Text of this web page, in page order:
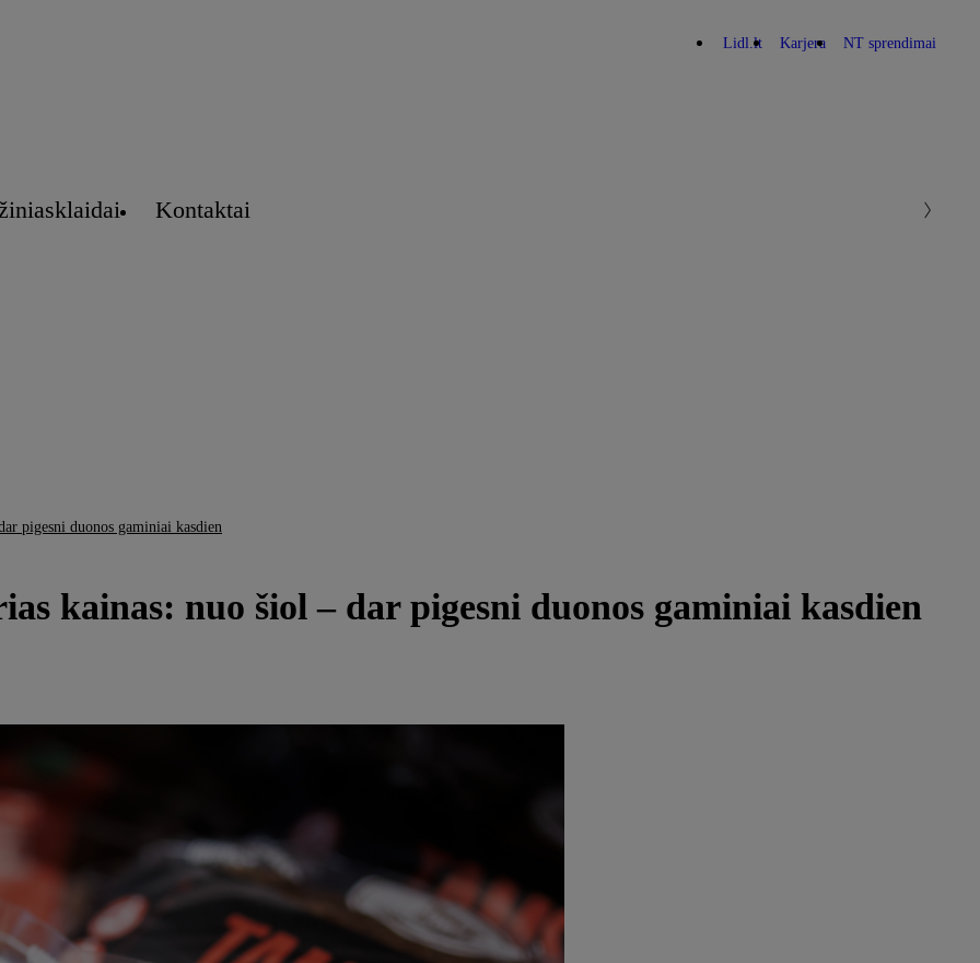
Lidl.lt Karjera NT sprendimai
Kontaktai
pigesni duonos gaminiai kasdien
kainas: nuo šiol – dar pigesni duonos gaminiai kasdien